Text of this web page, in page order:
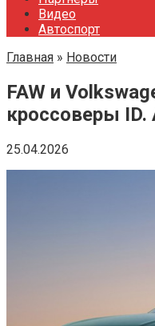
Видео
Автоспорт
Главная » Новости
FAW и
кроссоверы ID.
25.04.2026